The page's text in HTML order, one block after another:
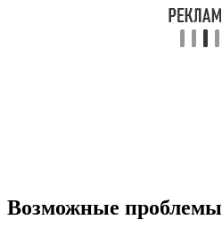
Возможные проблемы